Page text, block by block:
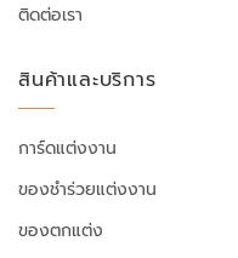
ติดต่อเรา
สินค้าและบริการ
การ์ดแต่งงาน
ของชำร่วยแต่งงาน
ของตกแต่ง